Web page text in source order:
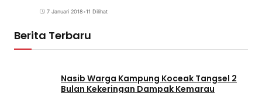
7 Januari 2018•11 Dilihat
Berita Terbaru
Nasib Warga Kampung Koceak Tangsel 2
Bulan Kekeringan Dampak Kemarau